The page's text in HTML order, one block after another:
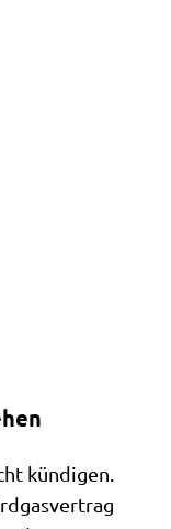
kündigen.